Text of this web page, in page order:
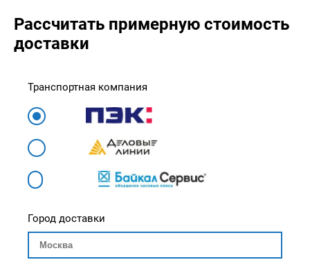
Рассчитать примерную стоимость
доставки
Транспортная компания
Город доставки